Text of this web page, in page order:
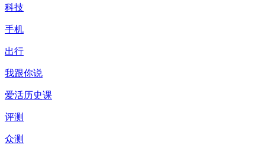
科技
手机
出行
我跟你说
爱活历史课
评测
众测